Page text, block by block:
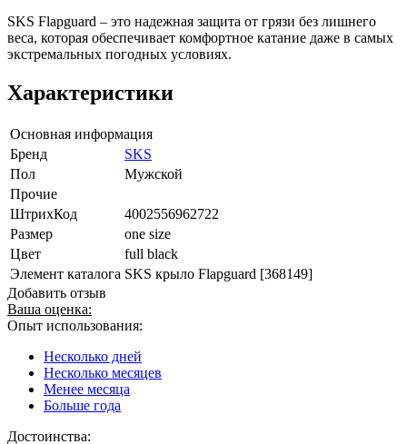
SKS Flapguard – это надежная защита от грязи без лишнего
веса, которая обеспечивает комфортное катание даже в самых
экстремальных погодных условиях.
Характеристики
Основная информация
Бренд
SKS
Пол
Мужской
Прочие
ШтрихКод
4002556962722
Размер
one size
Цвет
full black
Элемент каталога SKS крыло Flapguard [368149]
Добавить отзыв
Ваша оценка:
Опыт использования:
Несколько дней
Несколько месяцев
Менее месяца
Больше года
Достоинства: